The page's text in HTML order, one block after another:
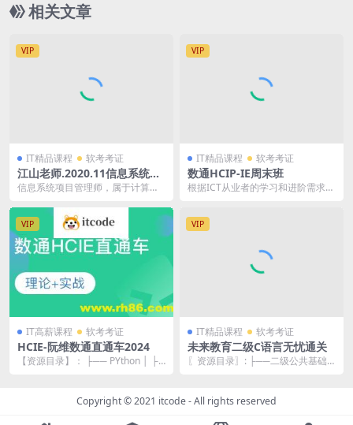
相关文章
VIP
IT精品课程 软考考证
江山老师.2020.11信息系统项
目管理师 | 完结
信息系统项目管理师，属于计算机
格。通过本考试的合格人...
VIP
IT精品课程 软考考证
数通HCIP-IE周末班
根据ICT从业者的学习和进阶需求，
VIP
IT高薪课程 软考考证
HCIE-阮维数通直通车2024
【资源目录】： ├── PYthon │ ├─
VIP
IT精品课程 软考考证
未来教育二级C语言无忧通关
〖资源目录〗: ├──二级公共基础
Copyright © 2021 itcode- All rights reserved